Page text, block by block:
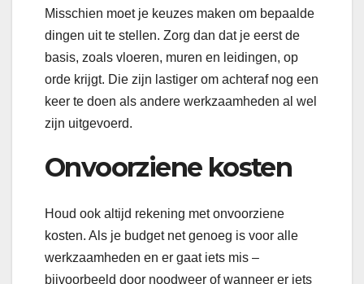
Misschien moet je keuzes maken om bepaalde
dingen uit te stellen. Zorg dan dat je eerst de
basis, zoals vloeren, muren en leidingen, op
orde krijgt. Die zijn lastiger om achteraf nog een
keer te doen als andere werkzaamheden al wel
zijn uitgevoerd.
Onvoorziene kosten
Houd ook altijd rekening met onvoorziene
kosten. Als je budget net genoeg is voor alle
werkzaamheden en er gaat iets mis –
bijvoorbeeld door noodweer of wanneer er iets